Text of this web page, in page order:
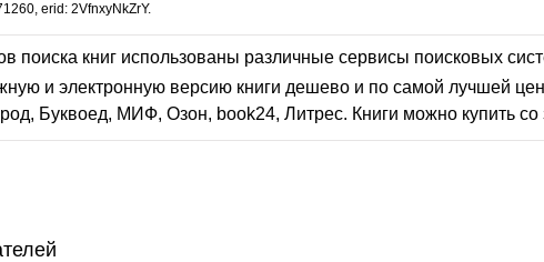
erid: 2VfnxyNkZrY.
поиска книг использованы различные сервисы поисковых
и электронную версию книги дешево и по самой лучшей
Буквоед, МИФ, Озон, book24, Литрес. Книги можно купить со